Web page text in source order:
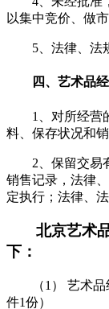
以集中竞价、做
5、法律、法
四、艺术品
1、对所经营
料、保存状况和
2、保留交易
销售记录，法律
定执行；法律、
北京艺术
下：
（1） 艺术
件1份）